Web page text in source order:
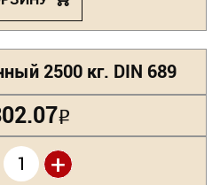
2500 кг. DIN 689
Р
+